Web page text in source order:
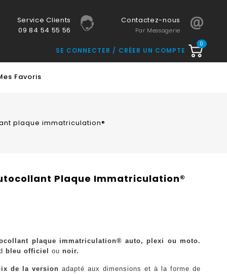
Service Clients
09 84 54 55 56
Contactez-nous
Par Messagerie
0
SE CONNECTER CRÉER UN COMPTE
Favoris
plaque immatriculation®
Plaque Immatriculation®
plaque immatriculation® auto, plexi ou moto.
bleu officiel ou noir.
de la version adapté aux dimensions et à la forme de